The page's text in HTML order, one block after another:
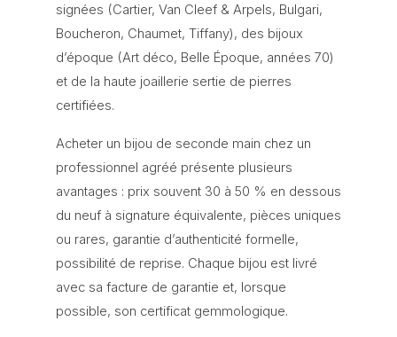
signées (Cartier, Van Cleef & Arpels, Bulgari,
Boucheron, Chaumet, Tiffany), des bijoux
d’époque (Art déco, Belle Époque, années 70)
et de la haute joaillerie sertie de pierres
certifiées.
Acheter un bijou de seconde main chez un
professionnel agréé présente plusieurs
avantages : prix souvent 30 à 50 % en dessous
du neuf à signature équivalente, pièces uniques
ou rares, garantie d’authenticité formelle,
possibilité de reprise. Chaque bijou est livré
avec sa facture de garantie et, lorsque
possible, son certificat gemmologique.